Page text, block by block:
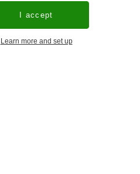
I accept
Learn more and set up